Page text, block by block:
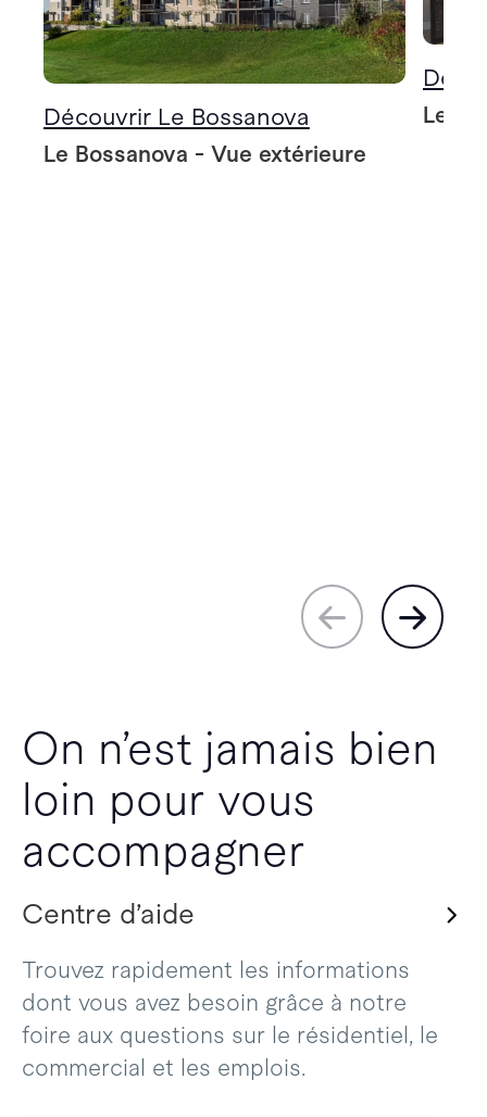
Découvrir Le Bossanova
Le Bossanova - Vue extérieure
Le
On n’est jamais bien
loin pour vous
accompagner
Centre d’aide
Trouvez rapidement les informations
dont vous avez besoin grâce à notre
foire aux questions sur le résidentiel, le
commercial et les emplois.